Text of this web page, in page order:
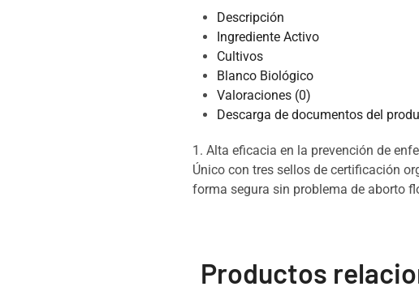
Descripción
Ingrediente Activo
Cultivos
Blanco Biológico
Valoraciones (0)
Descarga de documentos del
1. Alta eficacia en la prevención de
Único con tres sellos de certificación
forma segura sin problema de aborto
Productos